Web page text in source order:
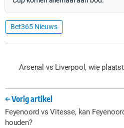
Bet365 Nieuws
Arsenal vs Liverpool, wie
Vorig artikel
Feyenoord vs Vitesse, kan
houden?